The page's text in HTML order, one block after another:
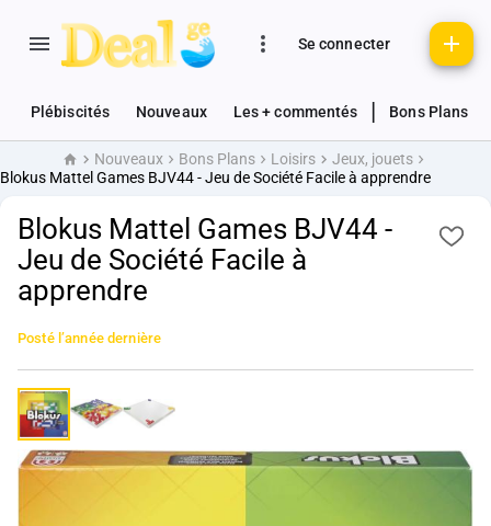
Se connecter
Plébiscités Nouveaux Les + commentés Bons Plans
AccueilNouveaux Bons Plans Loisirs
Jeux, jouets
Blokus Mattel Games BJV44 - Jeu de Société Facile à apprendre
Blokus Mattel Games BJV44 -
Jeu de Société Facile à
apprendre
Posté l’année dernière